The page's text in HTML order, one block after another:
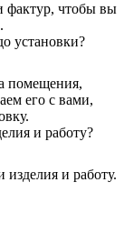
фактур, чтобы вы
установки?
помещения,
его с вами,
и работу?
и работу.